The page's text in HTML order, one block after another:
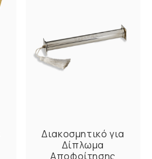
Διακοσμητικό για
Δίπλωμα
Αποφοίτησης